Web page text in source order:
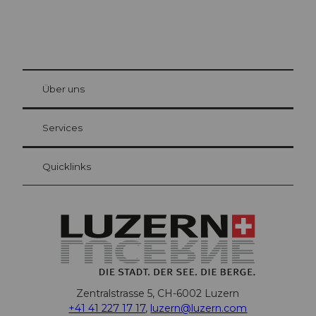
Gästekarte Luzern
Ihre Vorteile als Übernachtungsgast
at Bre
Über uns
Services
Quicklinks
Zentralstrasse 5, CH-6002 Luzern
+41 41 227 17 17, luzern@luzern.com